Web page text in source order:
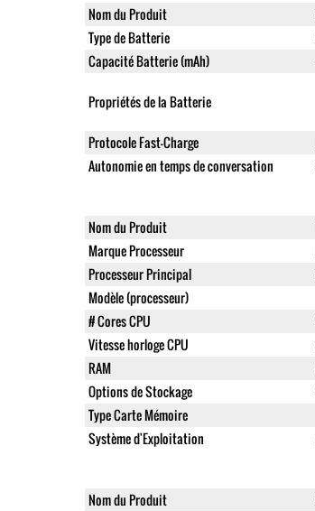
Nom du Produit
Type de Batterie
Capacité Batterie (mAh)
Propriétés de la Batterie
Protocole Fast-Charge
Autonomie en temps de conversation
Nom du Produit
Marque Processeur
Processeur Principal
Modèle (processeur)
# Cores CPU
Vitesse horloge CPU
RAM
Options de Stockage
Type Carte Mémoire
Système d'Exploitation
Nom du Produit